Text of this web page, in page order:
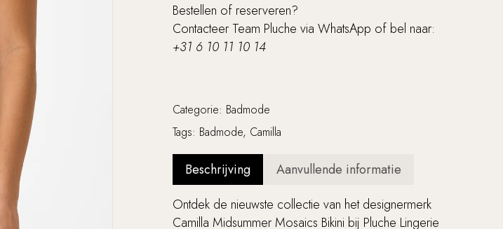
Bestellen of reserveren?
Contacteer Team Pluche viaWhatsApp of bel naar:
+31 6 10 11 10 14
Categorie: Badmode
Tags: Badmode, Camilla
Beschrijving
Aanvullende informatie
Ontdek de nieuwste collectie van het designermerk
Camilla Midsummer Mosaics Bikini bij Pluche Lingerie